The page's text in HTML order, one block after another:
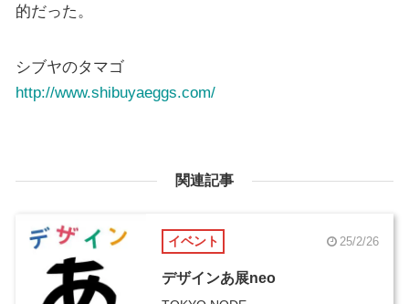
的だった。
シブヤのタマゴ
http://www.shibuyaeggs.com/
関連記事
イベント 25/2/26
デザインあ展neo